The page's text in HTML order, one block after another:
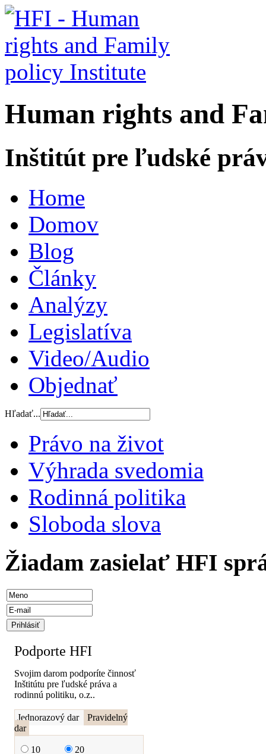
Human rights and F
Inštitút pre ľudské
Home
Domov
Blog
Články
Analýzy
Legislatíva
Video/Audio
Objednať
Hľadať...
Právo na život
Výhrada svedomia
Rodinná politika
Sloboda slova
Žiadam zasielať HFI